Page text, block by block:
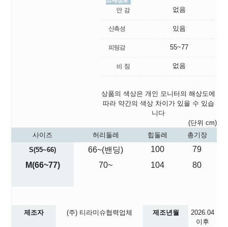
없음
있음
55~77
없음
상품의 색상은 개인 모니터의 해상도에
따라 약간의 색상 차이가 있을 수 있습
니다
(단위 cm)
사이즈
허리둘레 힙둘레
총기장
S(55~66)
66~(밴딩) 100
79
M(66~77)
70~ 104 80
제조자 (주) 티라미슈협력업체 제조년월
2026.04
이후